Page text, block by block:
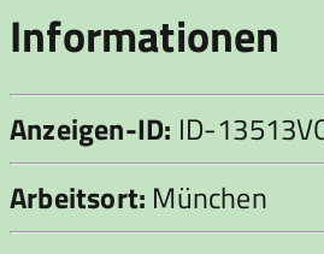
Informationen
Anzeigen-ID: ID-
Arbeitsort: München